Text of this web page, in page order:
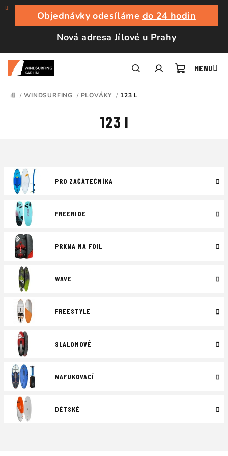
Přejít
obsah
Objednávky odesíláme do 24 hodin
Nová adresa Jílové u Prahy
DOMŮ
/ WINDSURFING / PLOVÁKY / 123 L
123 l
PRO ZAČÁTEČNÍKA
FREERIDE
PRKNA NA FOIL
WAVE
FREESTYLE
SLALOMOVÉ
NAFUKOVACÍ
DĚTSKÉ